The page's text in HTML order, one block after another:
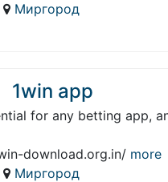
Миргород
1win app
for any betting app,
download.org.in/ more
Миргород